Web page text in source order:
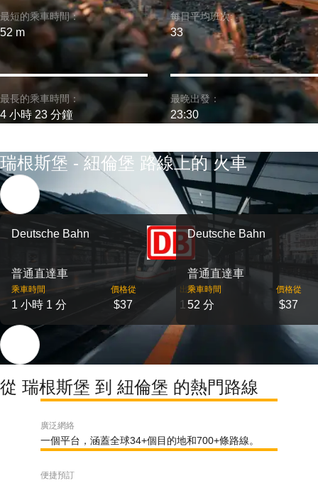
最短的乘車時間：
52 m
最長的乘車時間：
4 小時 23 分鐘
每日平均班次:
33
最晚出發：
23:30
瑞根斯堡 - 紐倫堡 路線上的 火車
Deutsche Bahn
普通直達車
乘車時間
1 小時 1 分
價格從
$37
出發
1
Deutsche Bahn
普通直達車
乘車時間
52 分
價格從
$37
從 瑞根斯堡 到 紐倫堡 的熱門路線
廣泛網絡
一個平台，涵蓋全球34+個目的地和700+條路線。
便捷預訂